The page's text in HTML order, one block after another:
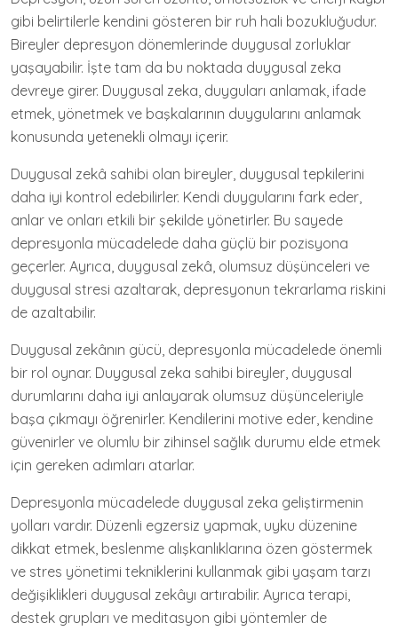
gibi belirtilerle kendini gösteren bir ruh hali bozukluğudur.
Bireyler depresyon dönemlerinde duygusal zorluklar
yaşayabilir. İşte tam da bu noktada duygusal zeka
devreye girer. Duygusal zeka, duyguları anlamak, ifade
etmek, yönetmek ve başkalarının duygularını anlamak
konusunda yetenekli olmayı içerir.
Duygusal zekâ sahibi olan bireyler, duygusal tepkilerini
daha iyi kontrol edebilirler. Kendi duygularını fark eder,
anlar ve onları etkili bir şekilde yönetirler. Bu sayede
depresyonla mücadelede daha güçlü bir pozisyona
geçerler. Ayrıca, duygusal zekâ, olumsuz düşünceleri ve
duygusal stresi azaltarak, depresyonun tekrarlama riskini
de azaltabilir.
Duygusal zekânın gücü, depresyonla mücadelede önemli
bir rol oynar. Duygusal zeka sahibi bireyler, duygusal
durumlarını daha iyi anlayarak olumsuz düşünceleriyle
başa çıkmayı öğrenirler. Kendilerini motive eder, kendine
güvenirler ve olumlu bir zihinsel sağlık durumu elde etmek
için gereken adımları atarlar.
Depresyonla mücadelede duygusal zeka geliştirmenin
yolları vardır. Düzenli egzersiz yapmak, uyku düzenine
dikkat etmek, beslenme alışkanlıklarına özen göstermek
ve stres yönetimi tekniklerini kullanmak gibi yaşam tarzı
değişiklikleri duygusal zekâyı artırabilir. Ayrıca terapi,
destek grupları ve meditasyon gibi yöntemler de